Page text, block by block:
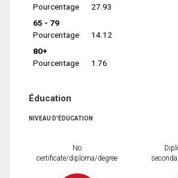
Pourcentage
27.93
65 - 79
Pourcentage
14.12
80+
Pourcentage
1.76
Éducation
NIVEAU D'ÉDUCATION
No
certificate/diploma/degree